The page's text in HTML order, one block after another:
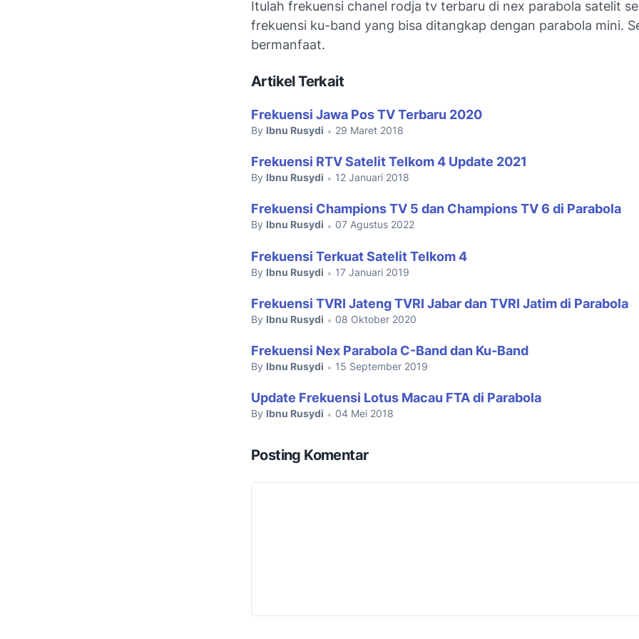
Itulah frekuensi chanel rodja tv terbaru di nex parabola satelit
frekuensi ku-band yang bisa ditangkap dengan parabola mini.
bermanfaat.
Artikel Terkait
Frekuensi Jawa Pos TV Terbaru 2020
By Ibnu Rusydi • 29 Maret 2018
Frekuensi RTV Satelit Telkom 4 Update 2021
By Ibnu Rusydi • 12 Januari 2018
Frekuensi Champions TV 5 dan Champions TV 6 di Parabola
By Ibnu Rusydi • 07 Agustus 2022
Frekuensi Terkuat Satelit Telkom 4
By Ibnu Rusydi • 17 Januari 2019
Frekuensi TVRI Jateng TVRI Jabar dan TVRI Jatim di Parabola
By Ibnu Rusydi • 08 Oktober 2020
Frekuensi Nex Parabola C-Band dan Ku-Band
By Ibnu Rusydi • 15 September 2019
Update Frekuensi Lotus Macau FTA di Parabola
By Ibnu Rusydi • 04 Mei 2018
Posting Komentar